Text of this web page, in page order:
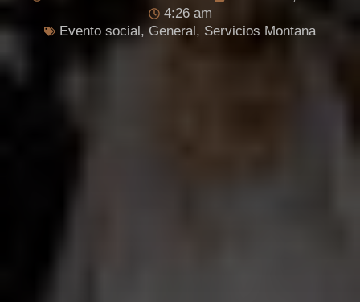
4:26 am
Evento social, General, Servicios Montana